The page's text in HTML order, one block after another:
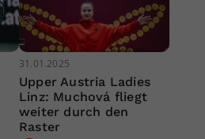
31.01.2025
Upper Austria Ladies
Linz: Muchová fliegt
weiter durch den
Raster